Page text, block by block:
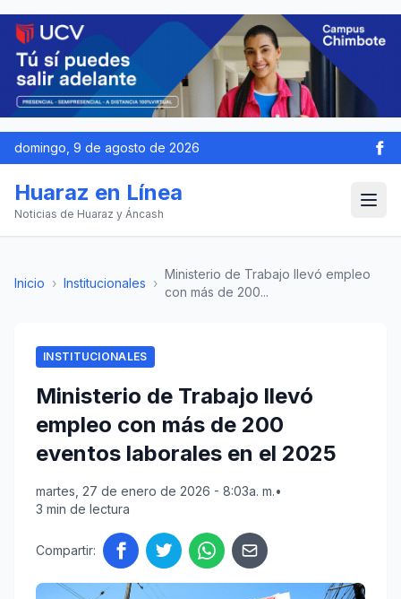
domingo, 9 de agosto de 2026
Huaraz en Línea
Noticias de Huaraz y Áncash
Inicio › Institucionales ›
Ministerio de Trabajo llevó empleo
con más de 200...
INSTITUCIONALES
Ministerio de Trabajo llevó
empleo con más de 200
eventos laborales en el 2025
martes, 27 de enero de 2026 - 8:03a. m.•
3 min de lectura
Compartir: